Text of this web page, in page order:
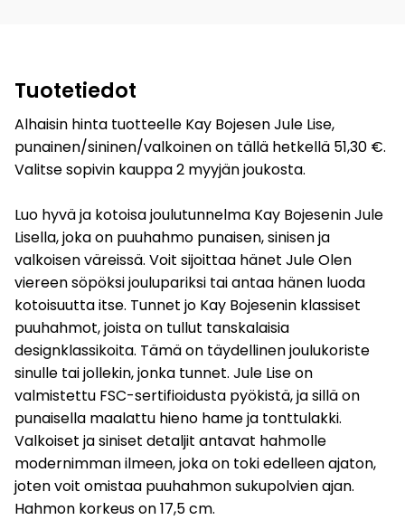
Tuotetiedot
Alhaisin hinta tuotteelle Kay Bojesen Jule Lise,
punainen/sininen/valkoinen on tällä hetkellä 51,30 €.
Valitse sopivin kauppa 2 myyjän joukosta.
Luo hyvä ja kotoisa joulutunnelma Kay Bojesenin Jule
Lisella, joka on puuhahmo punaisen, sinisen ja
valkoisen väreissä. Voit sijoittaa hänet Jule Olen
viereen söpöksi joulupariksi tai antaa hänen luoda
kotoisuutta itse. Tunnet jo Kay Bojesenin klassiset
puuhahmot, joista on tullut tanskalaisia
designklassikoita. Tämä on täydellinen joulukoriste
sinulle tai jollekin, jonka tunnet. Jule Lise on
valmistettu FSC-sertifioidusta pyökistä, ja sillä on
punaisella maalattu hieno hame ja tonttulakki.
Valkoiset ja siniset detaljit antavat hahmolle
modernimman ilmeen, joka on toki edelleen ajaton,
joten voit omistaa puuhahmon sukupolvien ajan.
Hahmon korkeus on 17,5 cm.